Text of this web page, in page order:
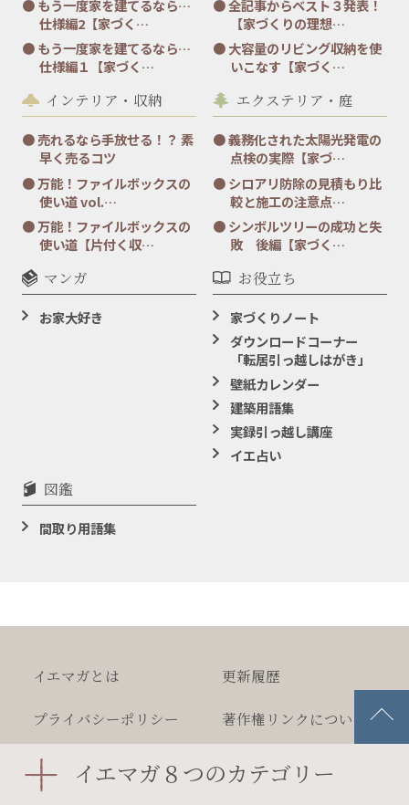
もう一度家を建てるなら…
仕様編2【家づく…
もう一度家を建てるなら…
仕様編１【家づく…
全記事からベスト３発表！
【家づくりの理想…
大容量のリビング収納を使
いこなす【家づく…
インテリア・収納
売れるなら手放せる！？ 素
早く売るコツ
万能！ファイルボックスの
使い道 vol.…
万能！ファイルボックスの
使い道【片付く収…
エクステリア・庭
義務化された太陽光発電の
点検の実際【家づ…
シロアリ防除の見積もり比
較と施工の注意点…
シンボルツリーの成功と失
敗 後編【家づく…
マンガ
お家大好き
お役立ち
家づくりノート
ダウンロードコーナー
「転居引っ越しはがき」
壁紙カレンダー
建築用語集
実録引っ越し講座
イエ占い
図鑑
間取り用語集
イエマガとは 更新履歴
プライバシーポリシー 著作権 リンクについて
広告掲載について 文字サイズの変更
イエマガ８つのカテゴリー